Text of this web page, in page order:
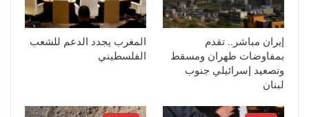
إيران مباشر.. تقدم
بمفاوضات طهران ومسقط
وتصعيد إسرائيلي جنوب
لبنان
المغرب يجدد الدعم للشعب
الفلسطيني